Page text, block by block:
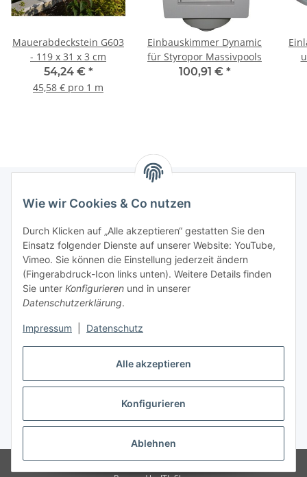
Alle akzeptieren
Konfigurieren
Ablehnen
Wie wir Cookies & Co nutzen
Durch Klicken auf „Alle akzeptieren“ gestatten Sie den
Einsatz folgender Dienste auf unserer Website: YouTube,
Vimeo. Sie können die Einstellung jederzeit ändern
(Fingerabdruck-Icon links unten). Weitere Details finden
Sie unter Konfigurieren und in unserer
Datenschutzerklärung.
Impressum Datenschutz
Mauerabdeckstein G603
- 119 x 31 x 3 cm
54,24 € *
45,58 € pro 1 m
Einbauskimmer Dynamic
für Styropor Massivpools
100,91 € *
Gesetzliche Informationen
Starke Marken
Vertrag widerrufen
* Alle Preise inkl. gesetzlicher USt., zzgl.